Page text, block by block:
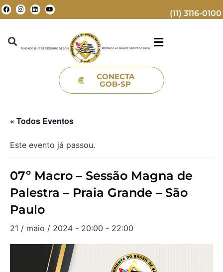
(11) 3116-0100
CONECTA
GOB-SP
« Todos Eventos
Este evento já passou.
07º Macro – Sessão Magna de
Palestra – Praia Grande – São
Paulo
21 / maio / 2024 - 20:00 - 22:00